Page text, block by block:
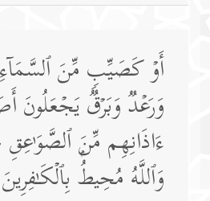
أَوۡ كَصَیِّبࣲ مِّنَ
وَرَعۡدࣱ وَبَرۡقࣱ یَجۡعَلُونَ
ءَاذَانِهِم مِّنَ ٱلصَّوَ
وَٱللَّهُ مُحِیطُۢ بِٱلۡكَـٰفِرِینَ